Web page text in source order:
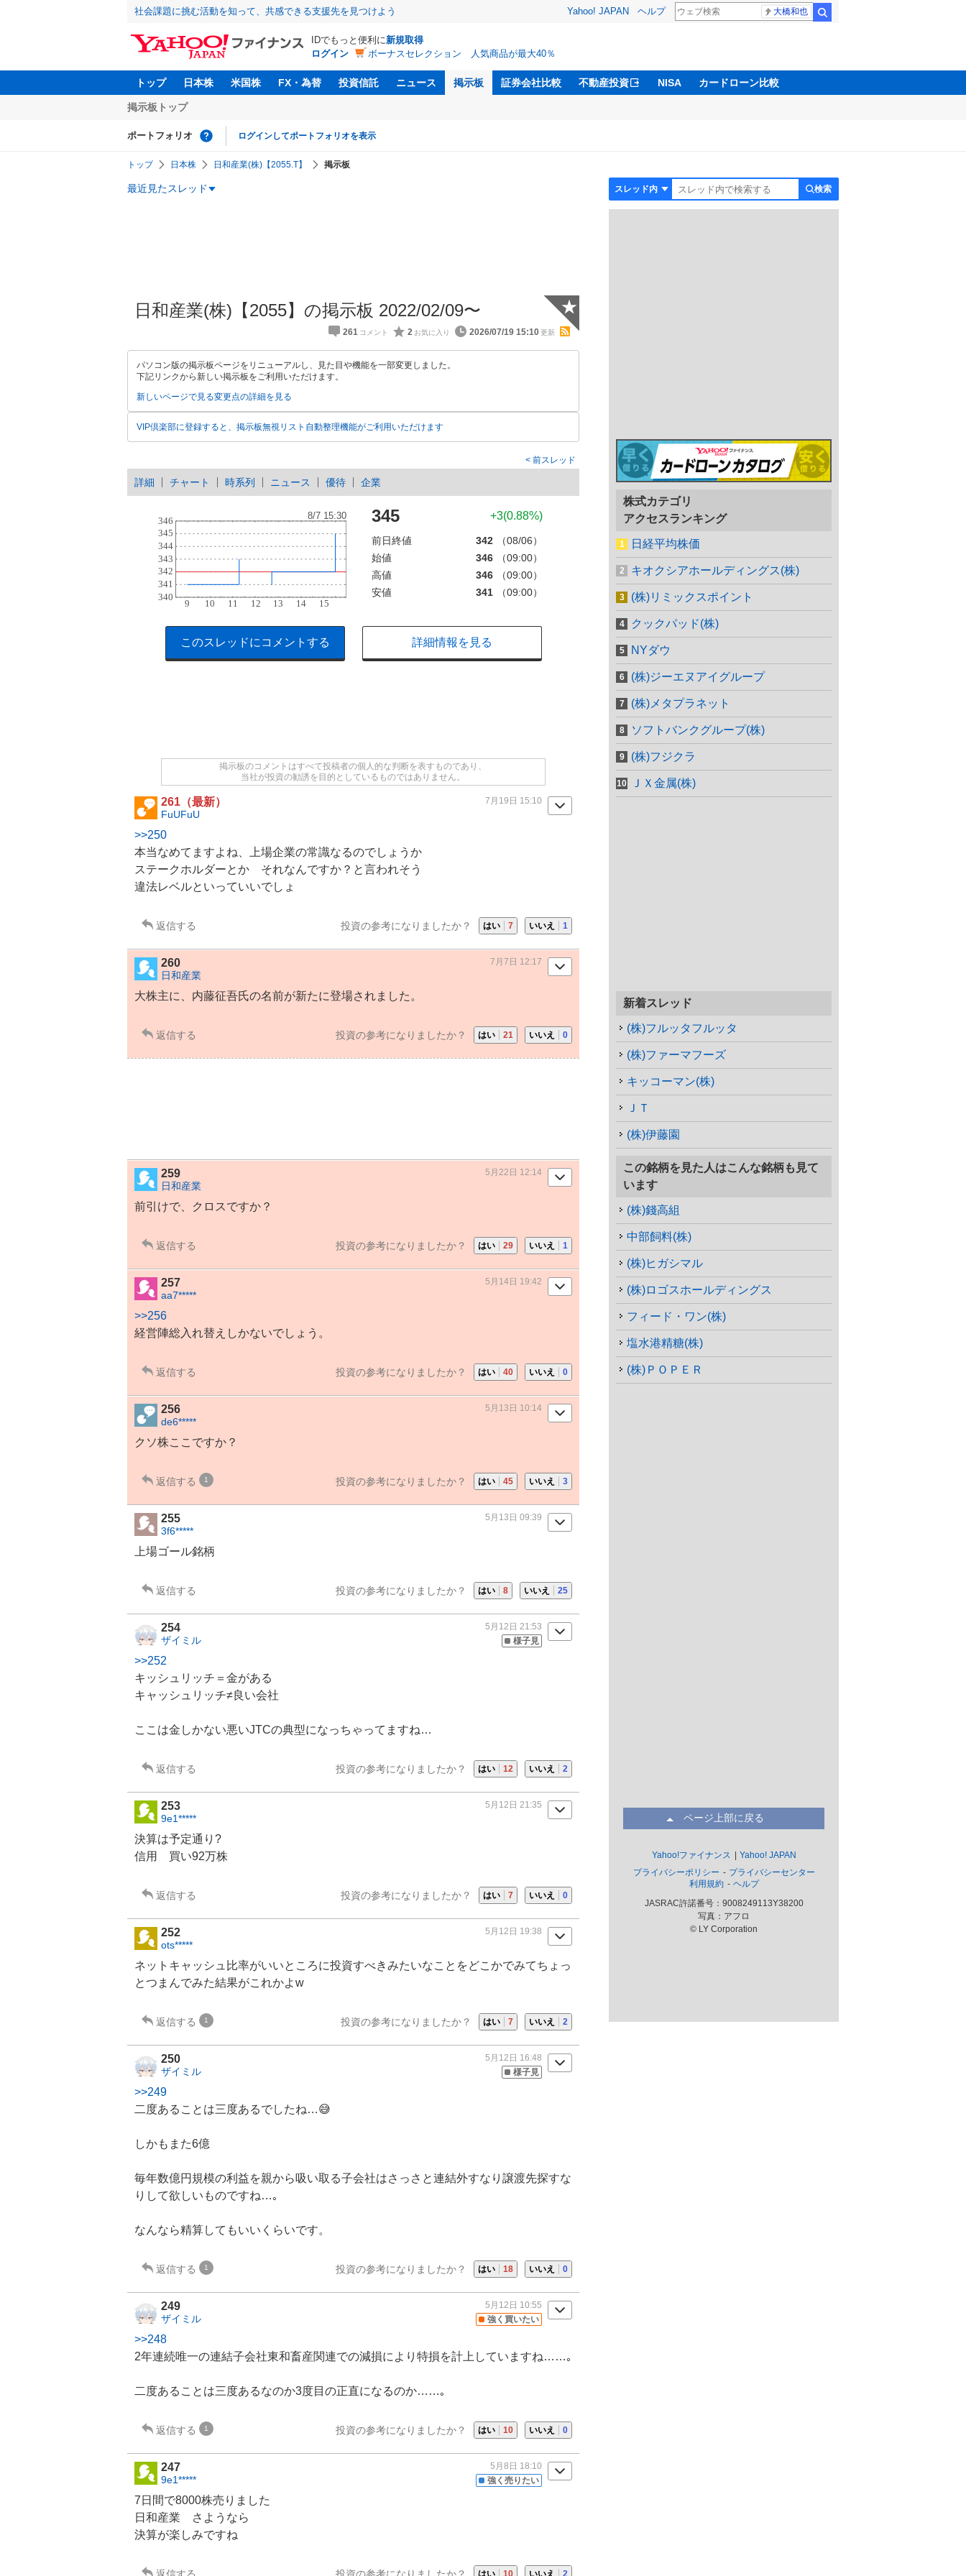
社会課題に挑む活動を知って、共感できる支援先を見つけよう Yahoo! JAPAN ヘルプ 大橋和也
IDでもっと便利に新規取得
ログイン
ボーナスセレクション 人気商品が最大40％
トップ 日本株 米国株 FX・為替 投資信託 ニュース 掲示板 証券会社比較 不動産投資 NISA カードローン比較
掲示板トップ
ポートフォリオ ログインしてポートフォリオを表示
トップ 日本株 日和産業(株)【2055.T】 掲示板
最近見たスレッド 検索
日和産業(株)【2055】の掲示板 2022/02/09〜
261 2 2026/07/19 15:10
★
パソコン版の掲示板ページをリニューアルし、見た目や機能を一部変更しました。
下記リンクから新しい掲示板をご利用いただけます。
新しいページで見る変更点の詳細を見る
VIP倶楽部に登録すると、掲示板無視リスト自動整理機能がご利用いただけます
前スレッド
詳細 チャート 時系列 ニュース 優待 企業
345 +3(0.88%)
前日終値 342
（08/06）
始値
346
（09:00）
高値
346
（09:00）
安値
341 （09:00）
このスレッドにコメントする 詳細情報を見る
掲示板のコメントはすべて投稿者の個人的な判断を表すものであり、
当社が投資の勧誘を目的としているものではありません。
261（最新）
FuUFuU
7月19日 15:10
>>250
本当なめてますよね、上場企業の常識なるのでしょうか
ステークホルダーとか それなんですか？と言われそう
違法レベルといっていいでしょ
返信する 投資の参考になりましたか？ はい 7 いいえ 1
260
日和産業
7月7日 12:17
大株主に、内藤征吾氏の名前が新たに登場されました。
返信する 投資の参考になりましたか？ はい 21 いいえ 0
259
日和産業
5月22日 12:14
前引けで、クロスですか？
返信する 投資の参考になりましたか？ はい 29 いいえ 1
257
aa7*****
5月14日 19:42
>>256
経営陣総入れ替えしかないでしょう。
返信する 投資の参考になりましたか？ はい 40 いいえ 0
256
de6*****
5月13日 10:14
クソ株ここですか？
返信する 1 投資の参考になりましたか？ はい 45 いいえ 3
255
3f6*****
5月13日 09:39
上場ゴール銘柄
返信する 投資の参考になりましたか？ はい 8 いいえ 25
254
ザイミル 様子見
5月12日 21:53
>>252
キッシュリッチ＝金がある
キャッシュリッチ≠良い会社
ここは金しかない悪いJTCの典型になっちゃってますね…
返信する 投資の参考になりましたか？ はい 12 いいえ 2
253
9e1*****
5月12日 21:35
決算は予定通り?
信用 買い92万株
返信する 投資の参考になりましたか？ はい 7 いいえ 0
252
ots*****
5月12日 19:38
ネットキャッシュ比率がいいところに投資すべきみたいなことをどこかでみてちょっ
とつまんでみた結果がこれかよw
返信する 1 投資の参考になりましたか？ はい 7 いいえ 2
250
ザイミル 様子見
5月12日 16:48
>>249
二度あることは三度あるでしたね…😅
しかもまた6億
毎年数億円規模の利益を親から吸い取る子会社はさっさと連結外すなり譲渡先探すな
りして欲しいものですね…｡
なんなら精算してもいいくらいです。
返信する 1 投資の参考になりましたか？ はい 18 いいえ 0
249
ザイミル 強く買いたい
5月12日 10:55
>>248
2年連続唯一の連結子会社東和畜産関連での減損により特損を計上していますね……｡
二度あることは三度あるなのか3度目の正直になるのか……｡
返信する 1 投資の参考になりましたか？ はい 10 いいえ 0
247
9e1***** 強く売りたい
5月8日 18:10
7日間で8000株売りました
日和産業 さようなら
決算が楽しみですね
返信する 投資の参考になりましたか？ はい 10 いいえ 2
株式カテゴリ
アクセスランキング
日経平均株価
キオクシアホールディングス(株)
(株)リミックスポイント
クックパッド(株)
NYダウ
(株)ジーエヌアイグループ
(株)メタプラネット
ソフトバンクグループ(株)
(株)フジクラ
ＪＸ金属(株)
新着スレッド
(株)フルッタフルッタ
(株)ファーマフーズ
キッコーマン(株)
ＪＴ
(株)伊藤園
この銘柄を見た人はこんな銘柄も見て
います
(株)錢高組
中部飼料(株)
(株)ヒガシマル
(株)ロゴスホールディングス
フィード・ワン(株)
塩水港精糖(株)
(株)ＰＯＰＥＲ
ページ上部に戻る
Yahoo!ファイナンス
Yahoo! JAPAN
プライバシーポリシー
プライバシーセンター
利用規約
ヘルプ
JASRAC許諾番号：9008249113Y38200
写真：アフロ
© LY Corporation